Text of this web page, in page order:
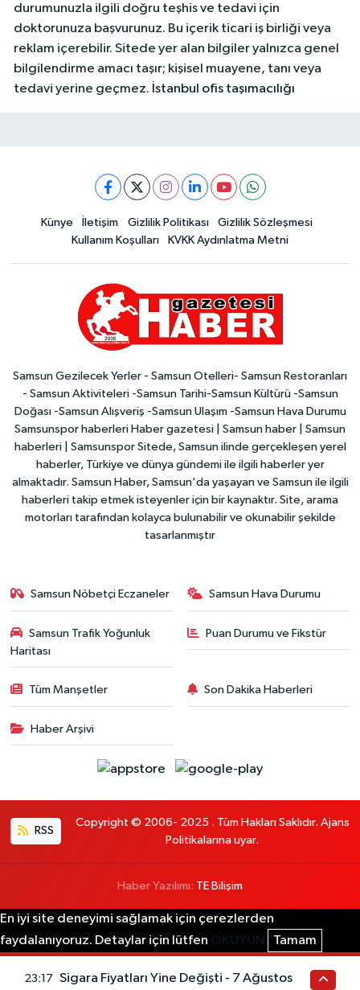
durumunuzla ilgili doğru teşhis ve tedavi için
doktorunuza başvurunuz. Bu içerik ticari iş birliği veya
reklam içerebilir. Sitede yer alan bilgiler yalnızca genel
bilgilendirme amacı taşır; kişisel muayene, tanı veya
tedavi yerine geçmez. İstanbul ofis taşımacılığı
Künye İletişim Gizlilik Politikası
Gizlilik Sözleşmesi
Kullanım Koşulları
KVKK Aydınlatma Metni
Samsun Gezilecek Yerler - Samsun Otelleri- Samsun Restoranları
- Samsun Aktiviteleri -Samsun Tarihi-Samsun Kültürü -Samsun
Doğası -Samsun Alışveriş -Samsun Ulaşım -Samsun Hava Durumu
Samsunspor haberleri Haber gazetesi | Samsun haber | Samsun
haberleri | Samsunspor Sitede, Samsun ilinde gerçekleşen yerel
haberler, Türkiye ve dünya gündemi ile ilgili haberler yer
almaktadır. Samsun Haber, Samsun'da yaşayan ve Samsun ile ilgili
haberleri takip etmek isteyenler için bir kaynaktır. Site, arama
motorları tarafından kolayca bulunabilir ve okunabilir şekilde
tasarlanmıştır
Samsun Nöbetçi Eczaneler Samsun Hava Durumu
Samsun Trafik Yoğunluk
Haritası
Puan Durumu ve Fikstür
Tüm Manşetler Son Dakika Haberleri
Haber Arşivi
RSS
Copyright © 2006- 2025 . Tüm Hakları Saklıdır. Ajans
Politikalarına uyar.
Haber Yazılımı: TE Bilişim
En iyi site deneyimi sağlamak için çerezlerden
faydalanıyoruz. Detaylar için lütfen OKUYUN Tamam
23:17 Sigara Fiyatları Yine Değişti - 7 Ağustos